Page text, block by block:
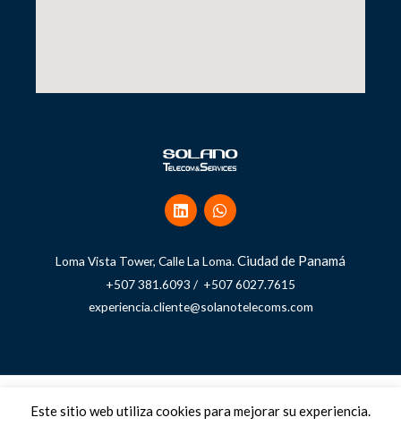
Loma Vista Tower, Calle La Loma.Ciudad de Panamá
+507 381.6093 / +507 6027.7615
experiencia.cliente@solanotelecoms.com
Este sitio web utiliza cookies para mejorar su experiencia.